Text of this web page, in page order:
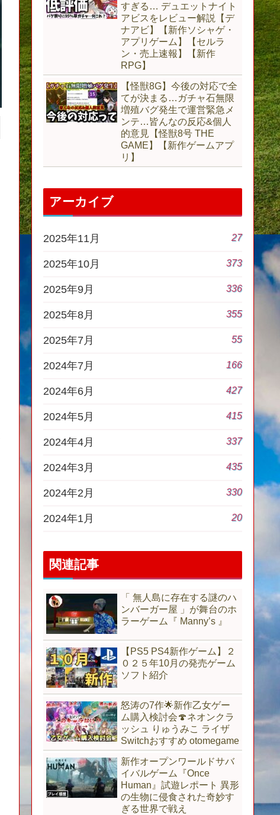
すぎる… デュエットナイト
アビスをレビュー解説【デ
ナアビ】【新作ソシャゲ・
アプリゲーム】【セルラ
ン・売上速報】【新作
RPG】
【怪獣8G】今後の対応で全
てが決まる…ガチャ石無限
増殖バグ発生で運営緊急メ
ンテ…皆んなの反応&個人
的意見【怪獣8号 THE
GAME】【新作ゲームアプ
リ】
アーカイブ
2025年11月 27
2025年10月 373
2025年9月 336
2025年8月 355
2025年7月 55
2024年7月 166
2024年6月 427
2024年5月 415
2024年4月 337
2024年3月 435
2024年2月 330
2024年1月 20
関連記事
「 無人島に存在する謎のハ
ンバーガー屋 」が舞台のホ
ラーゲーム『 Manny’s 』
【PS5 PS4新作ゲーム】２
０２５年10月の発売ゲーム
ソフト紹介
怒涛の7作🌟新作乙女ゲー
ム購入検討会🍄ネオンクラ
ッシュ りゅうみこ ライザ
Switchおすすめ otomegame
新作オープンワールドサバ
イバルゲーム『Once
Human』試遊レポート 異形
の生物に侵食された奇妙す
ぎる世界で戦え